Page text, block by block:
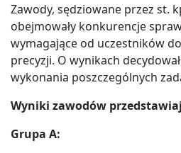
Zawody, sędziowane przez st.
obejmowały konkurencje
wymagające od uczestników
precyzji. O wynikach
wykonania poszczególnych
Wyniki zawodów
Grupa A: